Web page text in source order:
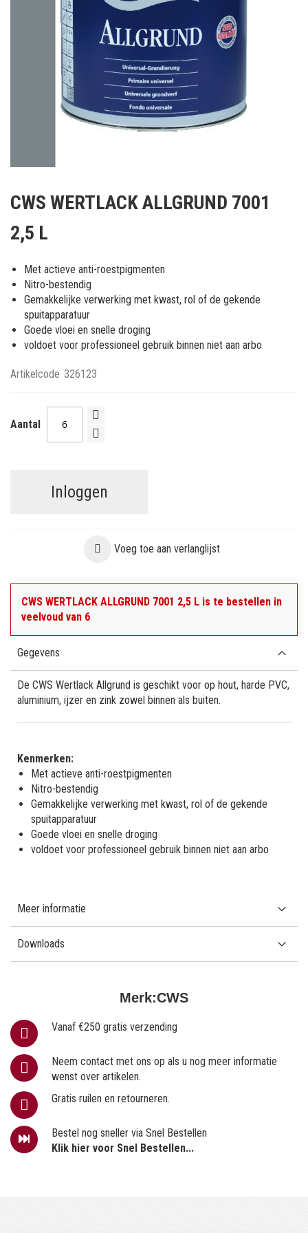
het
van
afbeeldingen-
gallerij
CWS WERTLACK ALLGRUND 7001
2,5 L
Met actieve anti-roestpigmenten
Nitro-bestendig
Gemakkelijke verwerking met kwast, rol of de gekende
spuitapparatuur
Goede vloei en snelle droging
voldoet voor professioneel gebruik binnen niet aan arbo
Artikelcode 326123
Aantal
Inloggen
Voeg toe aan verlanglijst
CWS WERTLACK ALLGRUND 7001 2,5 L is te bestellen in
veelvoud van 6
Merk:CWS
Vanaf €250 gratis verzending
Neem contact met ons op als u nog meer informatie
wenst over artikelen.
Gratis ruilen en retourneren.
Bestel nog sneller via Snel Bestellen
Klik hier voor Snel Bestellen...
Gegevens
De CWS Wertlack Allgrund is geschikt voor op hout, harde PVC,
aluminium, ijzer en zink zowel binnen als buiten.
Kenmerken:
Met actieve anti-roestpigmenten
Nitro-bestendig
Gemakkelijke verwerking met kwast, rol of de gekende
spuitapparatuur
Goede vloei en snelle droging
voldoet voor professioneel gebruik binnen niet aan arbo
Meer informatie
Downloads